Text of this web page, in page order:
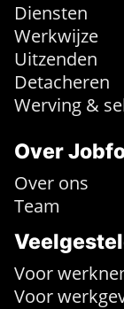
Diensten
Werkwijze
Uitzenden
Detacheren
Werving &
Over
Over ons
Team
Voor
Voor